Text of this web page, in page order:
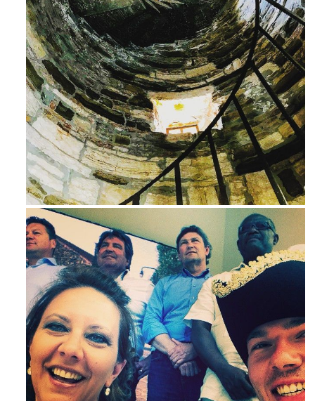
Avg 3